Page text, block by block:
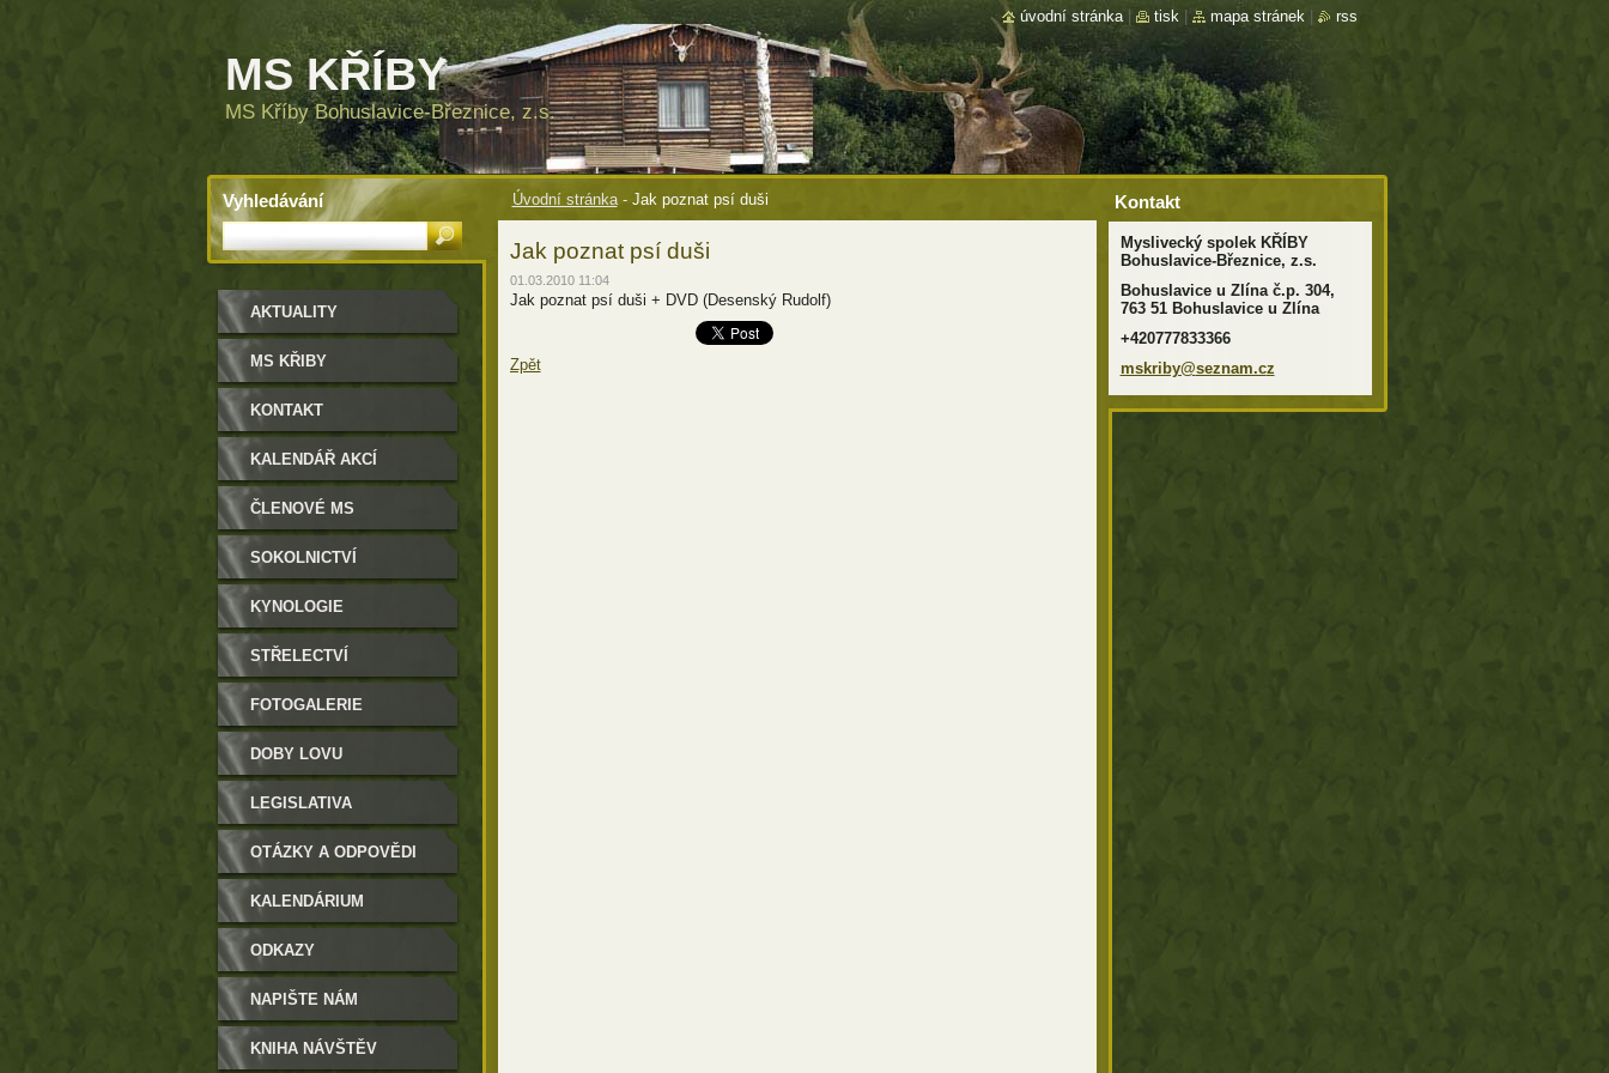
MS KŘÍBY
MS Kříby Bohuslavice-Březnice, z.s.
Úvodní stránka - Jak poznat psí duši
Jak poznat psí duši
01.03.2010 11:04
Jak poznat psí duši + DVD (Desenský Rudolf)
Zpět
AKTUALITY
MS KŘIBY
KONTAKT
KALENDÁŘ AKCÍ
ČLENOVÉ MS
SOKOLNICTVÍ
KYNOLOGIE
STŘELECTVÍ
FOTOGALERIE
DOBY LOVU
LEGISLATIVA
OTÁZKY A ODPOVĚDI
KALENDÁRIUM
ODKAZY
NAPIŠTE NÁM
KNIHA NÁVŠTĚV
Kontakt
Myslivecký spolek KŘÍBY
Bohuslavice-Březnice, z.s.
Bohuslavice u Zlína č.p. 304,
763 51 Bohuslavice u Zlína
+420777833366
mskriby@seznam.cz
Vyhledávání
úvodní stránka tisk mapa stránek rss